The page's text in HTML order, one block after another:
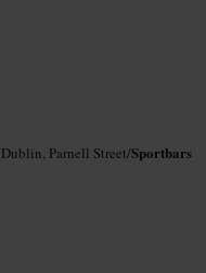
Parnell Street/Sportbars